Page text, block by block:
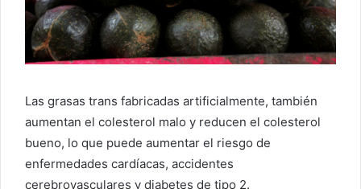
Las grasas trans fabricadas artificialmente, también
aumentan el colesterol malo y reducen el colesterol
bueno, lo que puede aumentar el riesgo de
enfermedades cardíacas, accidentes
cerebrovasculares y diabetes de tipo 2.